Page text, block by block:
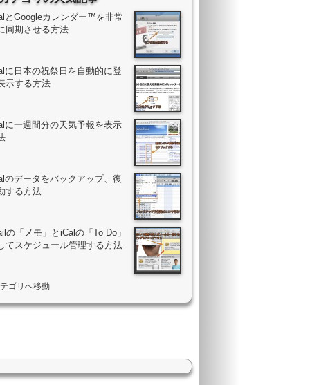
とGoogleカレンダー™を非常
同期させる方法
に日本の祝祭日を自動的に登
示する方法
に一週間分の天気予報を表示
のデータをバックアップ、復
する方法
の「メモ」とiCalの「To Do」
てスケジュール管理する方法
ゴリへ移動